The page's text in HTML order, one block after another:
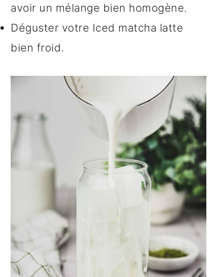
avoir un mélange bien homogène.
Déguster votre Iced matcha latte
bien froid.